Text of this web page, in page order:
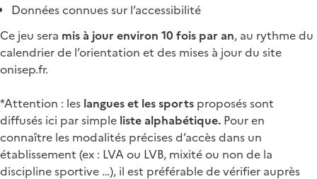
Données connues sur l’accessibilité
Ce jeu sera mis à jour environ 10 fois par an, au rythme du
calendrier de l’orientation et des mises à jour du site
onisep.fr.
*Attention : les langues et les sports proposés sont
diffusés ici par simple liste alphabétique. Pour en
connaître les modalités précises d’accès dans un
établissement (ex : LVA ou LVB, mixité ou non de la
discipline sportive …), il est préférable de vérifier auprès